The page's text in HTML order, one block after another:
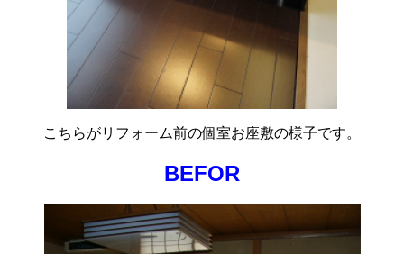
こちらがリフォーム前の個室お座敷の様子です。
BEFOR